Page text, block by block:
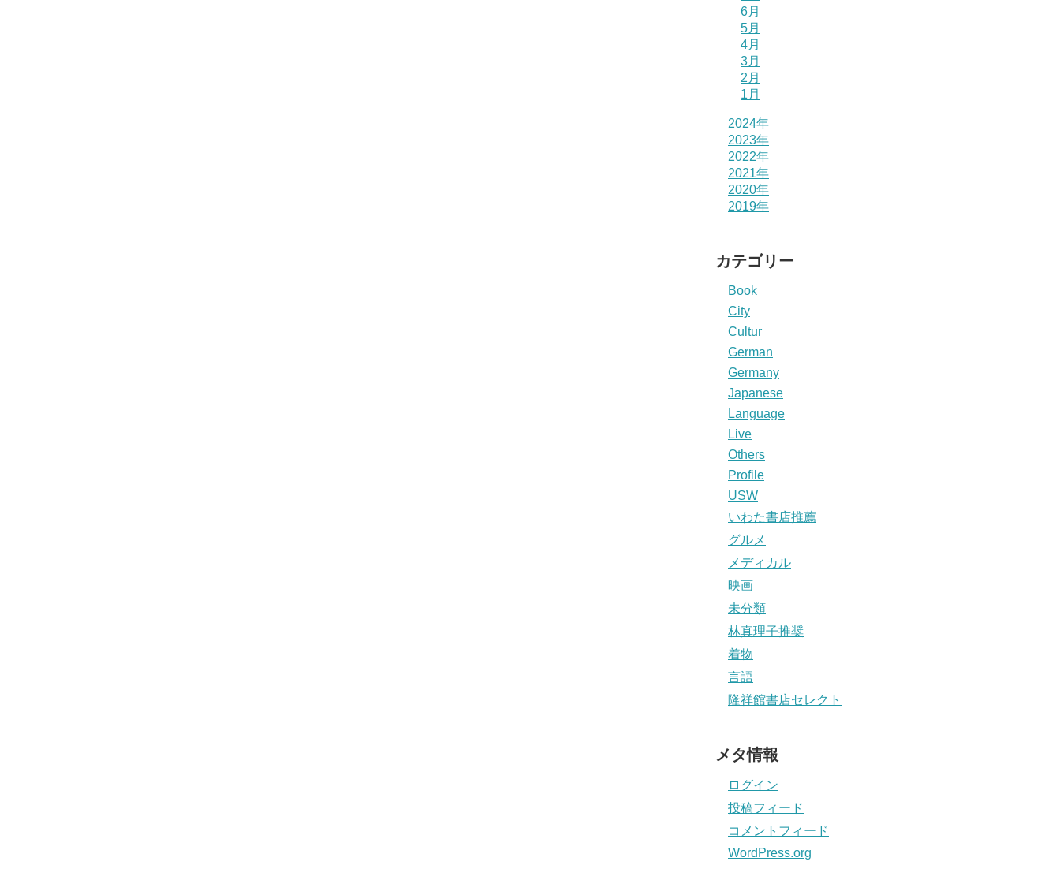
6月
5月
4月
3月
2月
1月
2024年
2023年
2022年
2021年
2020年
2019年
カテゴリー
Book
City
Cultur
German
Germany
Japanese
Language
Live
Others
Profile
USW
いわた書店推薦
グルメ
メディカル
映画
未分類
林真理子推奨
着物
言語
隆祥館書店セレクト
メタ情報
ログイン
投稿フィード
コメントフィード
WordPress.org